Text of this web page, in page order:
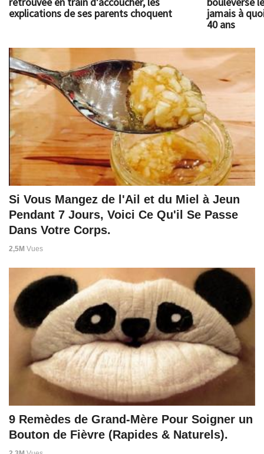
explications de ses parents choquent
jamais à
40 ans
Si Vous Mangez de l'Ail et du Miel à Jeun
Pendant 7 Jours, Voici Ce Qu'il Se Passe
Dans Votre Corps.
2,5M Vues
9 Remèdes de Grand-Mère Pour Soigner un
Bouton de Fièvre (Rapides & Naturels).